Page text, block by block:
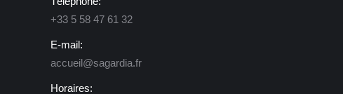
+33 5 58 47 61 32
E-mail:
accueil@sagardia.fr
Horaires: